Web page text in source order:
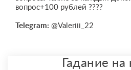
вопрос+100 рублей ????️
Telegram: @Valeriii_22
Гадание на